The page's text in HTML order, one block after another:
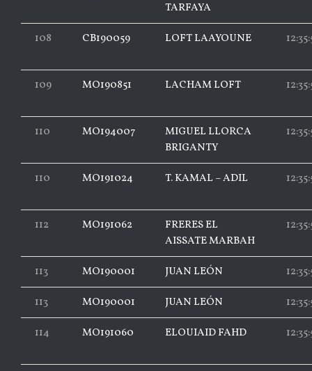
TARFAYA
108 CB190059 LOFT LAAYOUNE
109 MO190851 LACHAM LOFT
110 MO194007
MIGUEL LLORCA
BRIGANTY
110 MO191024 T. KAMAL – ADIL
112 MO191062
FRERES EL
AISSATE MARBAH
113 MO190001 JUAN LEÓN
113 MO190001 JUAN LEÓN
114 MO191060 ELOUIAID FAHD